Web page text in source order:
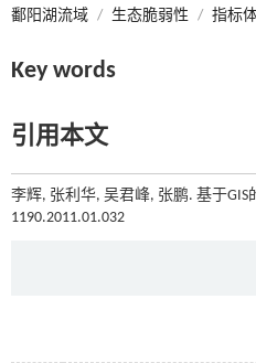
鄱阳湖流域 / 生态脆弱性 / 指标
Key words
引用本文
李辉, 张利华, 吴君峰, 张鹏. 基于
1190.2011.01.032